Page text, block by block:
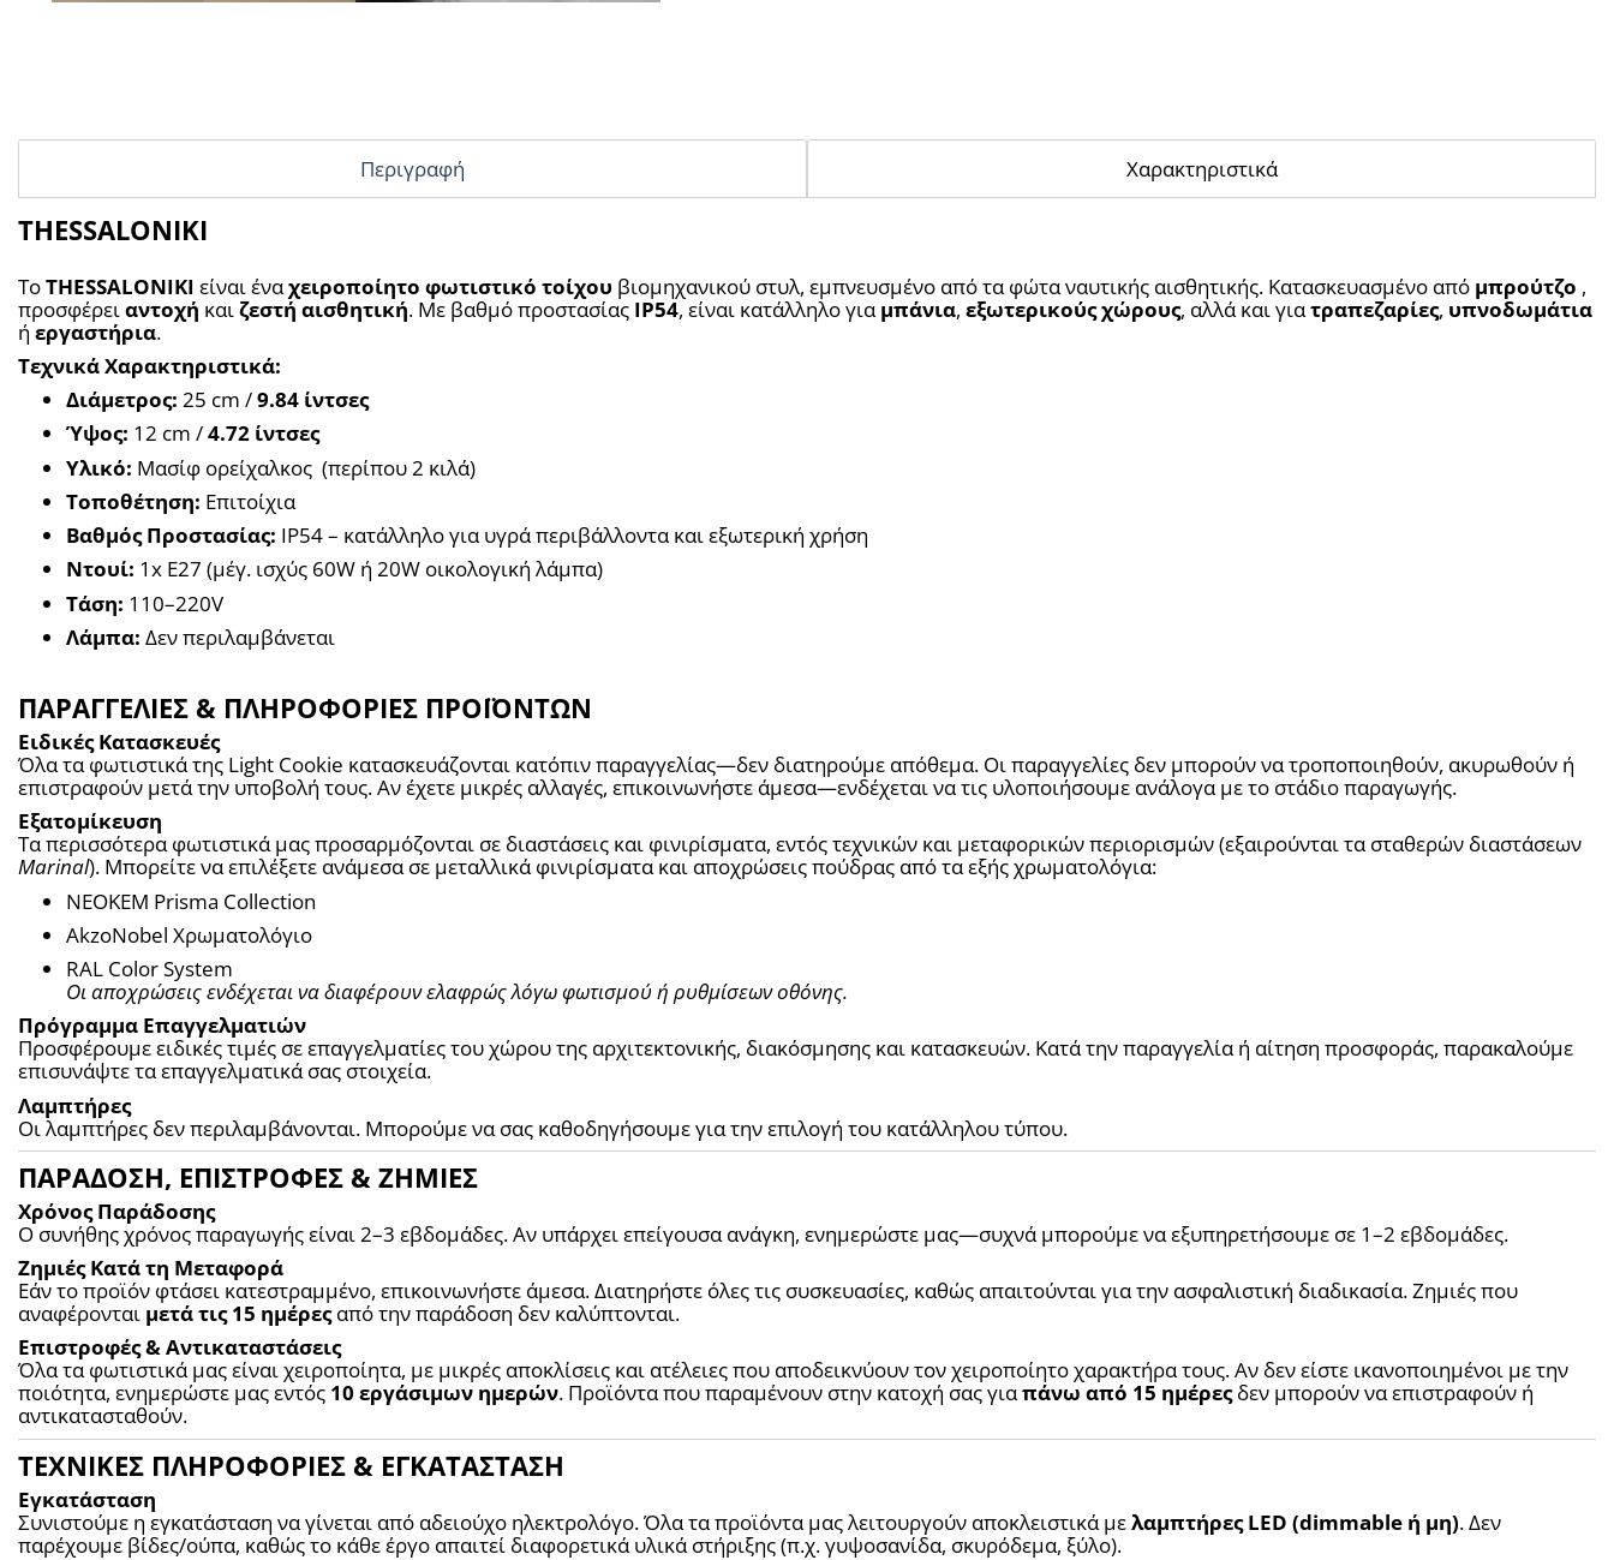
Περιγραφή Χαρακτηριστικά
THESSALONIKI
Το THESSALONIKI είναι ένα χειροποίητο φωτιστικό τοίχου βιομηχανικού στυλ, εμπνευσμένο από τα φώτα ναυτικής αισθητικής. Κατασκευασμένο από μπρούτζο ,
προσφέρει αντοχή και ζεστή αισθητική. Με βαθμό προστασίας IP54, είναι κατάλληλο για μπάνια, εξωτερικούς χώρους, αλλά και για τραπεζαρίες, υπνοδωμάτια
ή εργαστήρια.
Τεχνικά Χαρακτηριστικά:
Διάμετρος: 25 cm / 9.84 ίντσες
Ύψος: 12 cm / 4.72 ίντσες
Υλικό: Μασίφ ορείχαλκος  (περίπου 2 κιλά)
Τοποθέτηση: Επιτοίχια
Βαθμός Προστασίας: IP54 – κατάλληλο για υγρά περιβάλλοντα και εξωτερική χρήση
Ντουί: 1x E27 (μέγ. ισχύς 60W ή 20W οικολογική λάμπα)
Τάση: 110–220V
Λάμπα: Δεν περιλαμβάνεται
ΠΑΡΑΓΓΕΛΙΕΣ & ΠΛΗΡΟΦΟΡΙΕΣ ΠΡΟΪΟΝΤΩΝ
Ειδικές Κατασκευές
Όλα τα φωτιστικά της Light Cookie κατασκευάζονται κατόπιν παραγγελίας—δεν διατηρούμε απόθεμα. Οι παραγγελίες δεν μπορούν να τροποποιηθούν, ακυρωθούν ή
επιστραφούν μετά την υποβολή τους. Αν έχετε μικρές αλλαγές, επικοινωνήστε άμεσα—ενδέχεται να τις υλοποιήσουμε ανάλογα με το στάδιο παραγωγής.
Εξατομίκευση
Marinal). Μπορείτε να επιλέξετε ανάμεσα σε μεταλλικά φινιρίσματα και αποχρώσεις πούδρας από τα εξής χρωματολόγια:
NEOKEM Prisma Collection
AkzoNobel Χρωματολόγιο
RAL Color System
Οι αποχρώσεις ενδέχεται να διαφέρουν ελαφρώς λόγω φωτισμού ή ρυθμίσεων οθόνης.
Πρόγραμμα Επαγγελματιών
Προσφέρουμε ειδικές τιμές σε επαγγελματίες του χώρου της αρχιτεκτονικής, διακόσμησης και κατασκευών. Κατά την παραγγελία ή αίτηση προσφοράς, παρακαλούμε
επισυνάψτε τα επαγγελματικά σας στοιχεία.
Λαμπτήρες
Οι λαμπτήρες δεν περιλαμβάνονται. Μπορούμε να σας καθοδηγήσουμε για την επιλογή του κατάλληλου τύπου.
ΠΑΡΑΔΟΣΗ, ΕΠΙΣΤΡΟΦΕΣ & ΖΗΜΙΕΣ
Χρόνος Παράδοσης
Ο συνήθης χρόνος παραγωγής είναι 2–3 εβδομάδες. Αν υπάρχει επείγουσα ανάγκη, ενημερώστε μας—συχνά μπορούμε να εξυπηρετήσουμε σε 1–2 εβδομάδες.
Ζημιές Κατά τη Μεταφορά
Εάν το προϊόν φτάσει κατεστραμμένο, επικοινωνήστε άμεσα. Διατηρήστε όλες τις συσκευασίες, καθώς απαιτούνται για την ασφαλιστική διαδικασία. Ζημιές που
αναφέρονται μετά τις 15 ημέρες από την παράδοση δεν καλύπτονται.
Επιστροφές & Αντικαταστάσεις
Όλα τα φωτιστικά μας είναι χειροποίητα, με μικρές αποκλίσεις και ατέλειες που αποδεικνύουν τον χειροποίητο χαρακτήρα τους. Αν δεν είστε ικανοποιημένοι με την
ποιότητα, ενημερώστε μας εντός 10 εργάσιμων ημερών. Προϊόντα που παραμένουν στην κατοχή σας για πάνω από 15 ημέρες δεν μπορούν να επιστραφούν ή
αντικατασταθούν.
ΤΕΧΝΙΚΕΣ ΠΛΗΡΟΦΟΡΙΕΣ & ΕΓΚΑΤΑΣΤΑΣΗ
Εγκατάσταση
Συνιστούμε η εγκατάσταση να γίνεται από αδειούχο ηλεκτρολόγο. Όλα τα προϊόντα μας λειτουργούν αποκλειστικά με λαμπτήρες LED (dimmable ή μη). Δεν
παρέχουμε βίδες/ούπα, καθώς το κάθε έργο απαιτεί διαφορετικά υλικά στήριξης (π.χ. γυψοσανίδα, σκυρόδεμα, ξύλο).